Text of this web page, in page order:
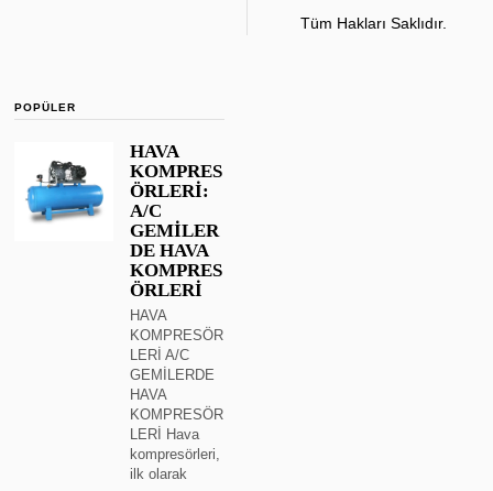
Tüm Hakları Saklıdır.
POPÜLER
HAVA
KOMPRES
ÖRLERİ:
A/C
GEMİLER
DE HAVA
KOMPRES
ÖRLERİ
HAVA
KOMPRESÖR
LERİ A/C
GEMİLERDE
HAVA
KOMPRESÖR
LERİ Hava
kompresörleri,
ilk olarak